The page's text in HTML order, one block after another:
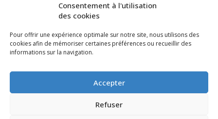
Consentement à l'utilisation
des cookies
Pour offrir une expérience optimale sur notre site, nous utilisons des
cookies afin de mémoriser certaines préférences ou recueillir des
informations sur la navigation.
Accepter
Refuser
Accueil
Votre canton
Lire et voir
Agir pour la Gironde
Restons en contact